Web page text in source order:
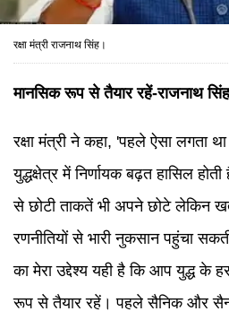
रक्षा मंत्री राजनाथ सिंह।
मानसिक रूप से तैयार रहें-राजनाथ सिंह
रक्षा मंत्री ने कहा, 'पहले ऐसा लगता
युद्धक्षेत्र में निर्णायक बढ़त हासिल
से छोटी ताकतें भी अपने छोटे लेकिन
रणनीतियों से भारी नुकसान पहुंचा
का मेरा उद्देश्य यही है कि आप युद्ध के
रूप से तैयार रहें। पहले सैनिक और